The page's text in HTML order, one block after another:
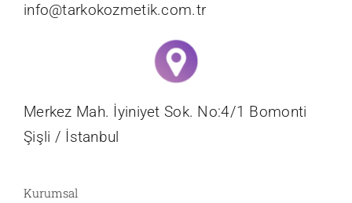
info@tarkokozmetik.com.tr
Merkez Mah. İyiniyet Sok. No:4/1 Bomonti
Şişli / İstanbul
Kurumsal